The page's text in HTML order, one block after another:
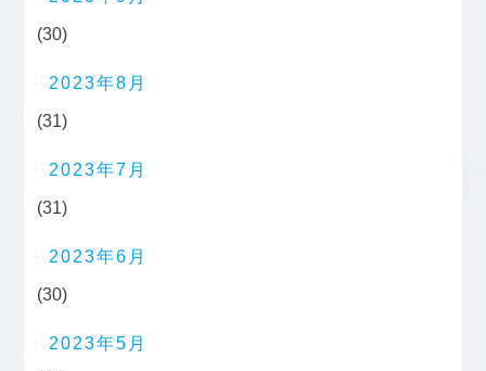
(30)
2023年8月
(31)
2023年7月
(31)
2023年6月
(30)
2023年5月